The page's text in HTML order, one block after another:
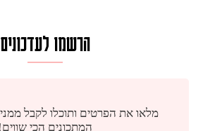
הרשמו לעדכונים